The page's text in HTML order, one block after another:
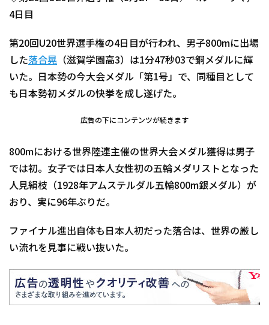
4日目
第20回U20世界選手権の4日目が行われ、男子800mに出場
した落合晃 （滋賀学園高3）は1分47秒03で銅メダルに輝
いた。日本勢の今大会メダル「第1号」で、同種目として
も日本勢初メダルの快挙を成し遂げた。
広告の下にコンテンツが続きます
800mにおける世界陸連主催の世界大会メダル獲得は男子
では初。女子では日本人女性初の五輪メダリストとなった
人見絹枝（1928年アムステルダル五輪800m銀メダル）が
おり、実に96年ぶりだ。
ファイナル進出自体も日本人初だった落合は、世界の厳し
い流れを見事に戦い抜いた。